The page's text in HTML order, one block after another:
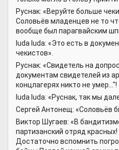
Руснак: «Веруйте больше
Соловьёв младенцев не то
вообще был парагвайским
luda luda: «Это есть в
чекистов».
Руснак: «Свидетель на
документам свидетелей из
концлагерях никто не умер..."!
luda luda: «Руснак, так мы
Сергей Антонещ: «Соловьёв
Виктор Шугаев: «В
партизанский отряд красных!
Достаточно вспомнить